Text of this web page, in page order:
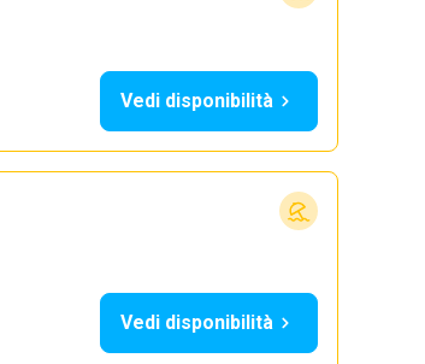
Vedi disponibilità
Vedi disponibilità